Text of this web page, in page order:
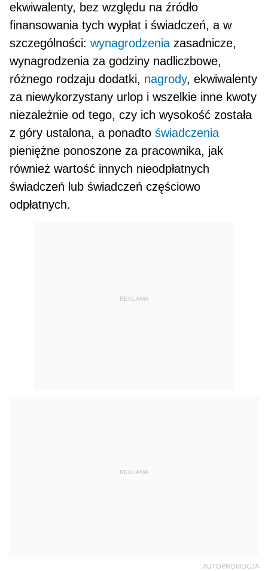
ekwiwalenty, bez względu na źródło
finansowania tych wypłat i świadczeń, a w
szczególności:wynagrodzenia zasadnicze,
wynagrodzenia za godziny nadliczbo­we,
różnego rodzaju dodatki, nagrody, ekwiwalenty
za niewykorzystany urlop i wszelkie inne kwoty
nie­zależnie od tego, czy ich wysokość została
z góry ustalona, a ponadtoświadczenia
pieniężne pono­szone za pracownika, jak
również wartość innych nieodpłatnych
świadczeń lub świadczeń częścio­wo
odpłatnych.
REKLAMA
REKLAMA
AUTOPROMOCJA